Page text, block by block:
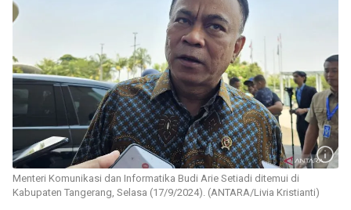
Menteri Komunikasi dan Informatika Budi Arie Setiadi ditemui di
Kabupaten Tangerang, Selasa (17/9/2024). (ANTARA/Livia Kristianti)